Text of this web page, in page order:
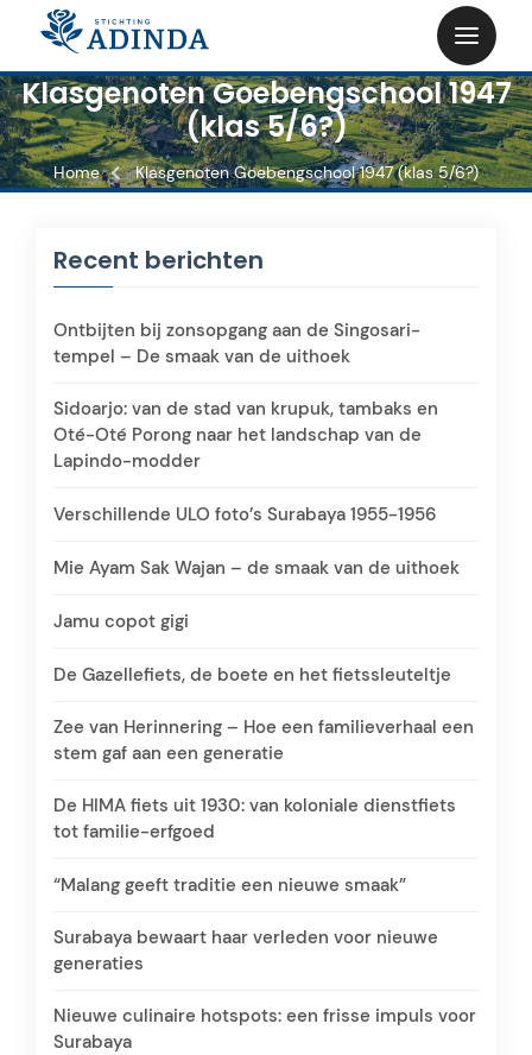
content
Klasgenoten Goebengschool 1947
(klas 5/6?)
Home Klasgenoten Goebengschool 1947 (klas 5/6?)
Recent berichten
Ontbijten bij zonsopgang aan de Singosari-
tempel – De smaak van de uithoek
Sidoarjo: van de stad van krupuk, tambaks en
Oté-Oté Porong naar het landschap van de
Lapindo-modder
Verschillende ULO foto’s Surabaya 1955-1956
Mie Ayam Sak Wajan – de smaak van de uithoek
Jamu copot gigi
De Gazellefiets, de boete en het fietssleuteltje
Zee van Herinnering – Hoe een familieverhaal een
stem gaf aan een generatie
De HIMA fiets uit 1930: van koloniale dienstfiets
tot familie-erfgoed
“Malang geeft traditie een nieuwe smaak”
Surabaya bewaart haar verleden voor nieuwe
generaties
Nieuwe culinaire hotspots: een frisse impuls voor
Surabaya